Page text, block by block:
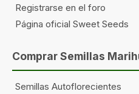
Registrarse en el foro
Página oficial Sweet Seeds
Comprar Semillas
Semillas Autoflorecientes